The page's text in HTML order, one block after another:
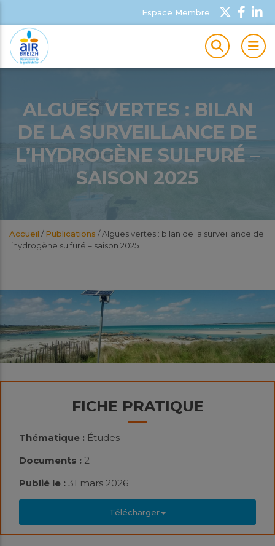
Espace Membre
ALGUES VERTES : BILAN
DE LA SURVEILLANCE DE
L’HYDROGÈNE SULFURÉ –
SAISON 2025
Accueil /Publications /Algues vertes : bilan de la surveillance de
l’hydrogène sulfuré – saison 2025
FICHE PRATIQUE
Thématique : Études
Documents : 2
Publié le : 31 mars 2026
Télécharger